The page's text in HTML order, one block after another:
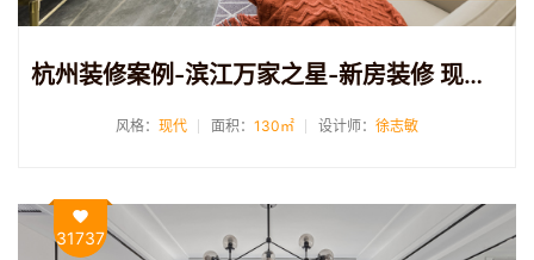
杭州装修案例-滨江万家之星-新房装修 现代风格 130方
风格： 现代 面积： 130㎡ 设计师： 徐志敏
31737